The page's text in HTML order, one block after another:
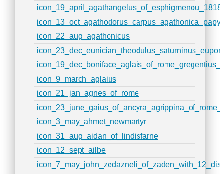
icon_22_aug_agathonicus
icon_9_march_aglaius
icon_21_jan_agnes_of_rome
icon_3_may_ahmet_newmartyr
icon_31_aug_aidan_of_lindisfarne
icon_12_sept_ailbe